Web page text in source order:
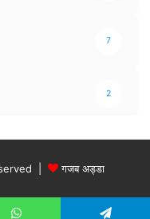
7
2
| गजब अड्डा